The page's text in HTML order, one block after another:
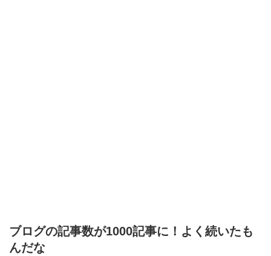
ブログの記事数が1000記事に！よく続いたも
んだな